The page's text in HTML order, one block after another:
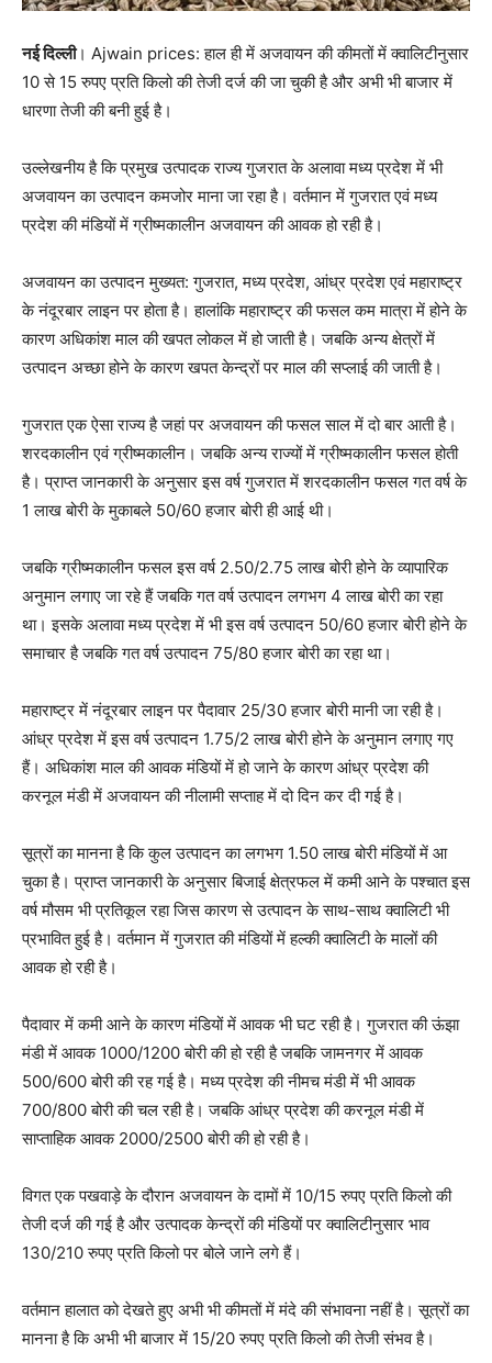
नई दिल्ली। Ajwain prices: हाल ही में अजवायन की कीमतों में क्वालिटीनुसार
10 से 15 रुपए प्रति किलो की तेजी दर्ज की जा चुकी है और अभी भी बाजार में
धारणा तेजी की बनी हुई है।
उल्लेखनीय है कि प्रमुख उत्पादक राज्य गुजरात के अलावा मध्य प्रदेश में भी
अजवायन का उत्पादन कमजोर माना जा रहा है। वर्तमान में गुजरात एवं मध्य
प्रदेश की मंडियों में ग्रीष्मकालीन अजवायन की आवक हो रही है।
अजवायन का उत्पादन मुख्यत: गुजरात, मध्य प्रदेश, आंध्र प्रदेश एवं महाराष्ट्र
के नंदूरबार लाइन पर होता है। हालांकि महाराष्ट्र की फसल कम मात्रा में होने के
कारण अधिकांश माल की खपत लोकल में हो जाती है। जबकि अन्य क्षेत्रों में
उत्पादन अच्छा होने के कारण खपत केन्द्रों पर माल की सप्लाई की जाती है।
गुजरात एक ऐसा राज्य है जहां पर अजवायन की फसल साल में दो बार आती है।
शरदकालीन एवं ग्रीष्मकालीन। जबकि अन्य राज्यों में ग्रीष्मकालीन फसल होती
है। प्राप्त जानकारी के अनुसार इस वर्ष गुजरात में शरदकालीन फसल गत वर्ष के
1 लाख बोरी के मुकाबले 50/60 हजार बोरी ही आई थी।
जबकि ग्रीष्मकालीन फसल इस वर्ष 2.50/2.75 लाख बोरी होने के व्यापारिक
अनुमान लगाए जा रहे हैं जबकि गत वर्ष उत्पादन लगभग 4 लाख बोरी का रहा
था। इसके अलावा मध्य प्रदेश में भी इस वर्ष उत्पादन 50/60 हजार बोरी होने के
समाचार है जबकि गत वर्ष उत्पादन 75/80 हजार बोरी का रहा था।
महाराष्ट्र में नंदूरबार लाइन पर पैदावार 25/30 हजार बोरी मानी जा रही है।
आंध्र प्रदेश में इस वर्ष उत्पादन 1.75/2 लाख बोरी होने के अनुमान लगाए गए
हैं। अधिकांश माल की आवक मंडियों में हो जाने के कारण आंध्र प्रदेश की
करनूल मंडी में अजवायन की नीलामी सप्ताह में दो दिन कर दी गई है।
सूत्रों का मानना है कि कुल उत्पादन का लगभग 1.50 लाख बोरी मंडियों में आ
चुका है। प्राप्त जानकारी के अनुसार बिजाई क्षेत्रफल में कमी आने के पश्चात इस
वर्ष मौसम भी प्रतिकूल रहा जिस कारण से उत्पादन के साथ-साथ क्वालिटी भी
प्रभावित हुई है। वर्तमान में गुजरात की मंडियों में हल्की क्वालिटी के मालों की
आवक हो रही है।
पैदावार में कमी आने के कारण मंडियों में आवक भी घट रही है। गुजरात की ऊंझा
मंडी में आवक 1000/1200 बोरी की हो रही है जबकि जामनगर में आवक
500/600 बोरी की रह गई है। मध्य प्रदेश की नीमच मंडी में भी आवक
700/800 बोरी की चल रही है। जबकि आंध्र प्रदेश की करनूल मंडी में
साप्ताहिक आवक 2000/2500 बोरी की हो रही है।
विगत एक पखवाड़े के दौरान अजवायन के दामों में 10/15 रुपए प्रति किलो की
तेजी दर्ज की गई है और उत्पादक केन्द्रों की मंडियों पर क्वालिटीनुसार भाव
130/210 रुपए प्रति किलो पर बोले जाने लगे हैं।
वर्तमान हालात को देखते हुए अभी भी कीमतों में मंदे की संभावना नहीं है। सूत्रों का
मानना है कि अभी भी बाजार में 15/20 रुपए प्रति किलो की तेजी संभव है।